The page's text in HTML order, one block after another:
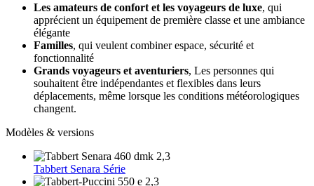
Les amateurs de confort et les voyageurs de luxe, qui
apprécient un équipement de première classe et une ambiance
élégante
Familles, qui veulent combiner espace, sécurité et
fonctionnalité
Grands voyageurs et aventuriers, Les personnes qui
souhaitent être indépendantes et flexibles dans leurs
déplacements, même lorsque les conditions météorologiques
changent.
Modèles & versions
Tabbert Senara Série